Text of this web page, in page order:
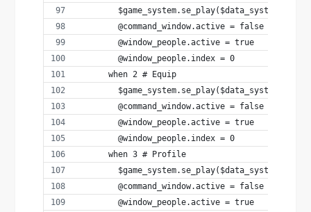
        @command_window.active = false
        @window_people.active = true
        @window_people.index = 0
      when 2 # Equip
        @command_window.active = false
        @window_people.active = true
        @window_people.index = 0
      when 3 # Profile
        @command_window.active = false
        @window_people.active = true